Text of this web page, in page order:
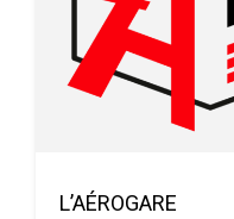
L’AÉROGARE